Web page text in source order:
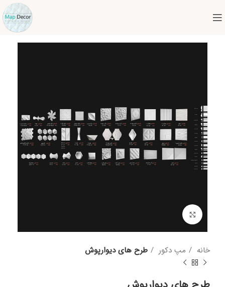
خانه مپ دکور طرح های دیوارپوش